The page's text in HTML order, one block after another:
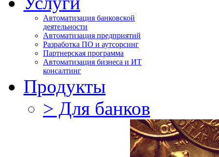
Автоматизация банковской
деятельности
Автоматизация предприятий
Разработка ПО и аутсорсинг
Партнерская программа
Автоматизация бизнеса и ИТ
консалтинг
Продукты
> Для банков